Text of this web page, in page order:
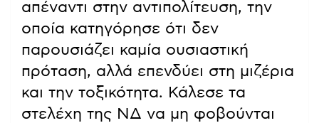
απέναντι στην αντιπολίτευση, την
οποία κατηγόρησε ότι δεν
παρουσιάζει καμία ουσιαστική
πρόταση, αλλά επενδύει στη μιζέρια
και την τοξικότητα. Κάλεσε τα
στελέχη της ΝΔ να μη φοβούνται